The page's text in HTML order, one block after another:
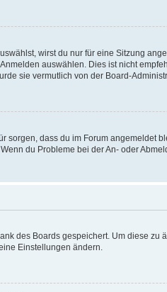
wirst du nur für eine Sitzung
auswählen. Dies ist nicht
sie vermutlich von der Board-
sorgen, dass du im Forum
du Probleme bei der An- oder
des Boards gespeichert. Um diese zu
Einstellungen ändern.